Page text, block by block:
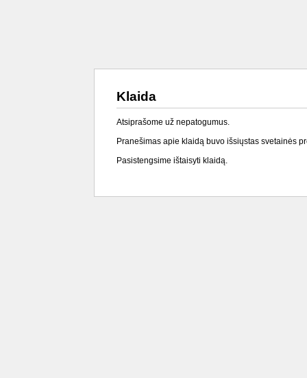
Klaida
Atsiprašome už nepatogumus.
Pranešimas apie klaidą buvo išsiųstas svetainės
Pasistengsime ištaisyti klaidą.